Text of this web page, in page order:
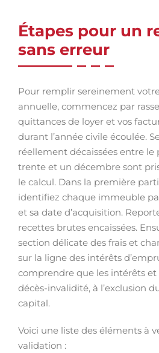
Étapes pour un
sans erreur
Pour remplir sereinement
annuelle, commencez par
quittances de loyer et vos
durant l’année civile écoulée.
réellement décaissées entre
trente et un décembre sont
le calcul. Dans la première
identifiez chaque immeuble
et sa date d’acquisition.
recettes brutes encaissées.
section délicate des frais et
sur la ligne des intérêts
comprendre que les intérêts et
décès-invalidité, à l’exclusion
capital.
Voici une liste des éléments à
validation :